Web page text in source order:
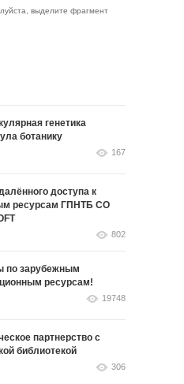
выделите фрагмент
генетика
ботанику
167
доступа к
ресурсам ГПНТБ СО
802
по зарубежным
ресурсам!
19748
партнерство с
библиотекой
306